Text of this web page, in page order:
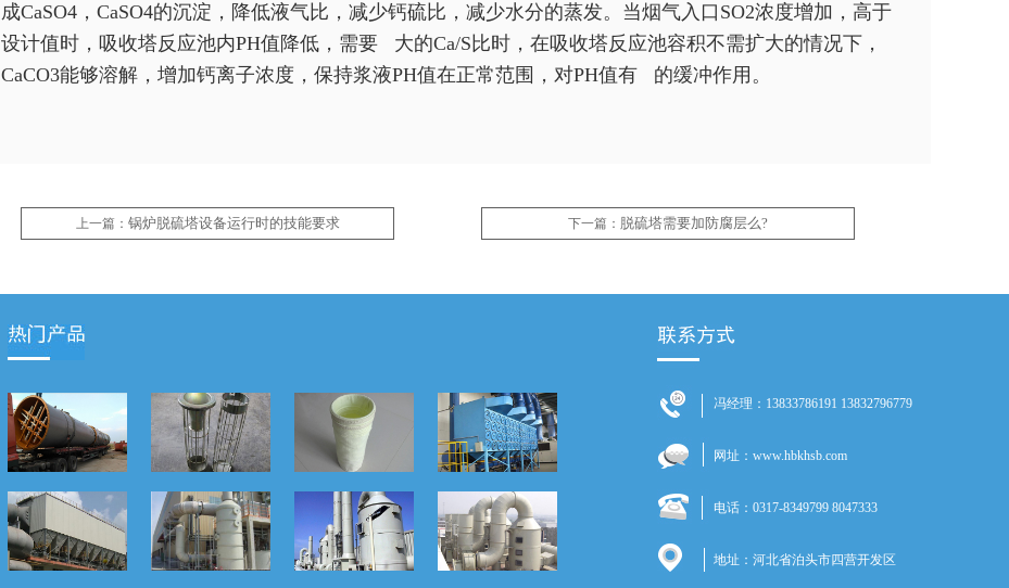
成CaSO4，CaSO4的沉淀，降低液气比，减少钙硫比，减少水分的蒸发。当烟气入口SO2浓度增加，高于
设计值时，吸收塔反应池内PH值降低，需要 大的Ca/S比时，在吸收塔反应池容积不需扩大的情况下，
CaCO3能够溶解，增加钙离子浓度，保持浆液PH值在正常范围，对PH值有 的缓冲作用。
上一篇： 锅炉脱硫塔设备运行时的技能要求 下一篇： 脱硫塔需要加防腐层么?
冯经理：13833786191 13832796779
网址：www.hbkhsb.com
电话：0317-8349799 8047333
地址：河北省泊头市四营开发区